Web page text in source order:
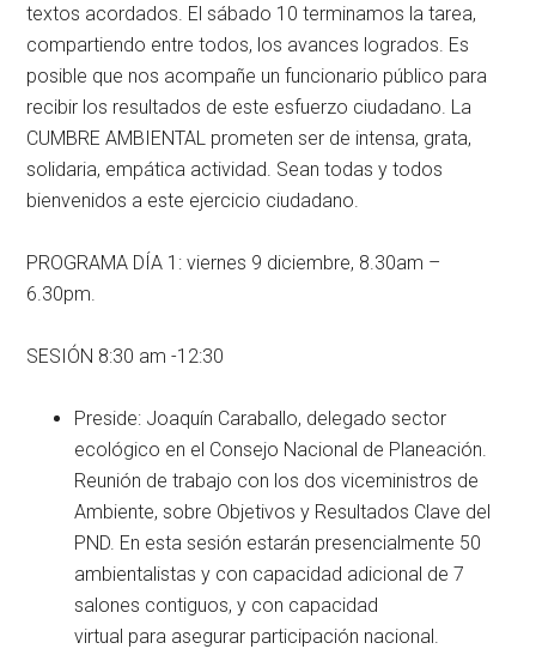
textos acordados. El sábado 10 terminamos la tarea,
compartiendo entre todos, los avances logrados. Es
posible que nos acompañe un funcionario público para
recibir los resultados de este esfuerzo ciudadano. La
CUMBRE AMBIENTAL prometen ser de intensa, grata,
solidaria, empática actividad. Sean todas y todos
bienvenidos a este ejercicio ciudadano.
PROGRAMA DÍA 1: viernes 9 diciembre, 8.30am –
6.30pm.
SESIÓN 8:30 am -12:30
Preside: Joaquín Caraballo, delegado sector
ecológico en el Consejo Nacional de Planeación.
Reunión de trabajo con los dos viceministros de
Ambiente, sobre Objetivos y Resultados Clave del
PND. En esta sesión estarán presencialmente 50
ambientalistas y con capacidad adicional de 7
salones contiguos, y con capacidad
virtual para asegurar participación nacional.